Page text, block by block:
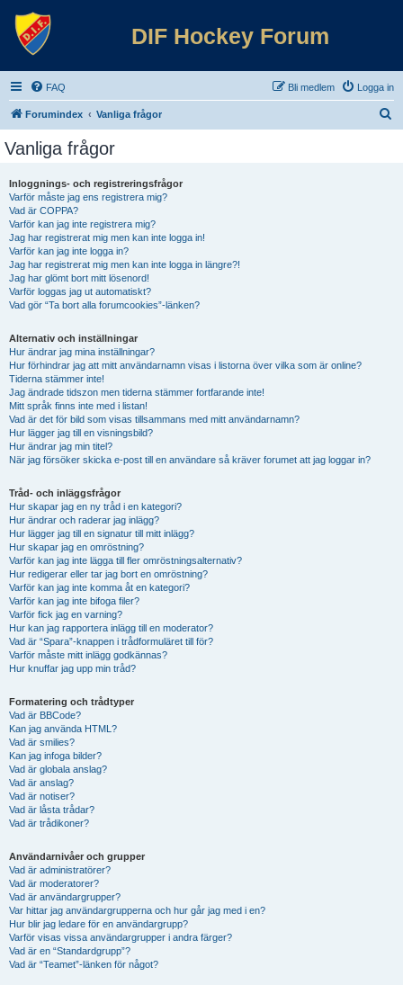
DIF Hockey Forum
FAQ Logga in
Bli medlem
Forumindex Vanliga frågor
Vanliga frågor
Inloggnings- och registreringsfrågor
Varför måste jag ens registrera mig?
Vad är COPPA?
Varför kan jag inte registrera mig?
Jag har registrerat mig men kan inte logga in!
Varför kan jag inte logga in?
Jag har registrerat mig men kan inte logga in längre?!
Jag har glömt bort mitt lösenord!
Varför loggas jag ut automatiskt?
Vad gör “Ta bort alla forumcookies”-länken?
Alternativ och inställningar
Hur ändrar jag mina inställningar?
Hur förhindrar jag att mitt användarnamn visas i listorna över vilka som är online?
Tiderna stämmer inte!
Jag ändrade tidszon men tiderna stämmer fortfarande inte!
Mitt språk finns inte med i listan!
Vad är det för bild som visas tillsammans med mitt användarnamn?
Hur lägger jag till en visningsbild?
Hur ändrar jag min titel?
När jag försöker skicka e-post till en användare så kräver forumet att jag loggar in?
Tråd- och inläggsfrågor
Hur skapar jag en ny tråd i en kategori?
Hur ändrar och raderar jag inlägg?
Hur lägger jag till en signatur till mitt inlägg?
Hur skapar jag en omröstning?
Varför kan jag inte lägga till fler omröstningsalternativ?
Hur redigerar eller tar jag bort en omröstning?
Varför kan jag inte komma åt en kategori?
Varför kan jag inte bifoga filer?
Varför fick jag en varning?
Hur kan jag rapportera inlägg till en moderator?
Vad är “Spara”-knappen i trådformuläret till för?
Varför måste mitt inlägg godkännas?
Hur knuffar jag upp min tråd?
Formatering och trådtyper
Vad är BBCode?
Kan jag använda HTML?
Vad är smilies?
Kan jag infoga bilder?
Vad är globala anslag?
Vad är anslag?
Vad är notiser?
Vad är låsta trådar?
Vad är trådikoner?
Användarnivåer och grupper
Vad är administratörer?
Vad är moderatorer?
Vad är användargrupper?
Var hittar jag användargrupperna och hur går jag med i en?
Hur blir jag ledare för en användargrupp?
Varför visas vissa användargrupper i andra färger?
Vad är en “Standardgrupp”?
Vad är “Teamet”-länken för något?